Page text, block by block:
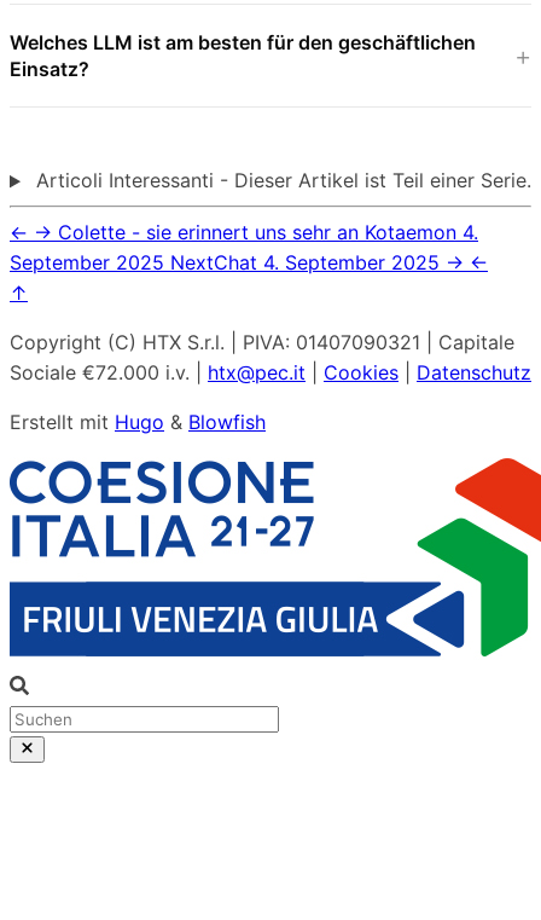
Welches LLM ist am besten für den geschäftlichen
Einsatz?
Articoli Interessanti - Dieser Artikel ist Teil einer Serie.
← → Colette - sie erinnert uns sehr an Kotaemon 4.
September 2025 NextChat 4. September 2025 → ←
↑
Copyright (C) HTX S.r.l. | PIVA: 01407090321 | Capitale
Sociale €72.000 i.v. | htx@pec.it Cookies Datenschutz
Erstellt mit Hugo & Blowfish